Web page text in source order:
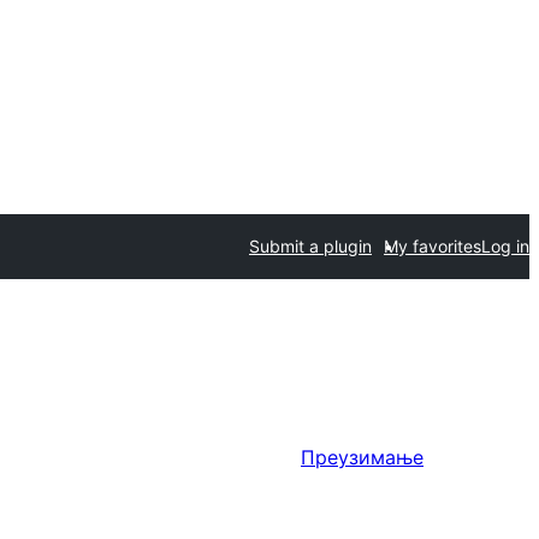
Submit a plugin My favoritesLog in
Преузимање